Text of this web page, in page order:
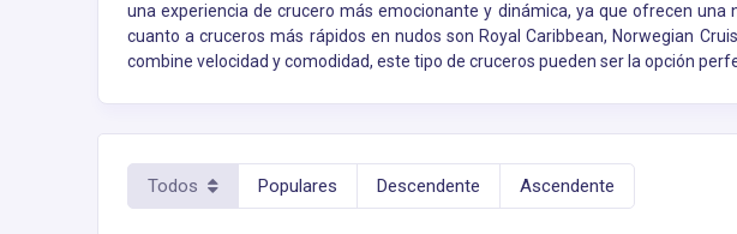
una experiencia de crucero más emocionante y dinámica, ya que ofrecen
cuanto a cruceros más rápidos en nudos son Royal Caribbean, Norwegian
combine velocidad y comodidad, este tipo de cruceros pueden ser la opción
Todos Populares Descendente Ascendente